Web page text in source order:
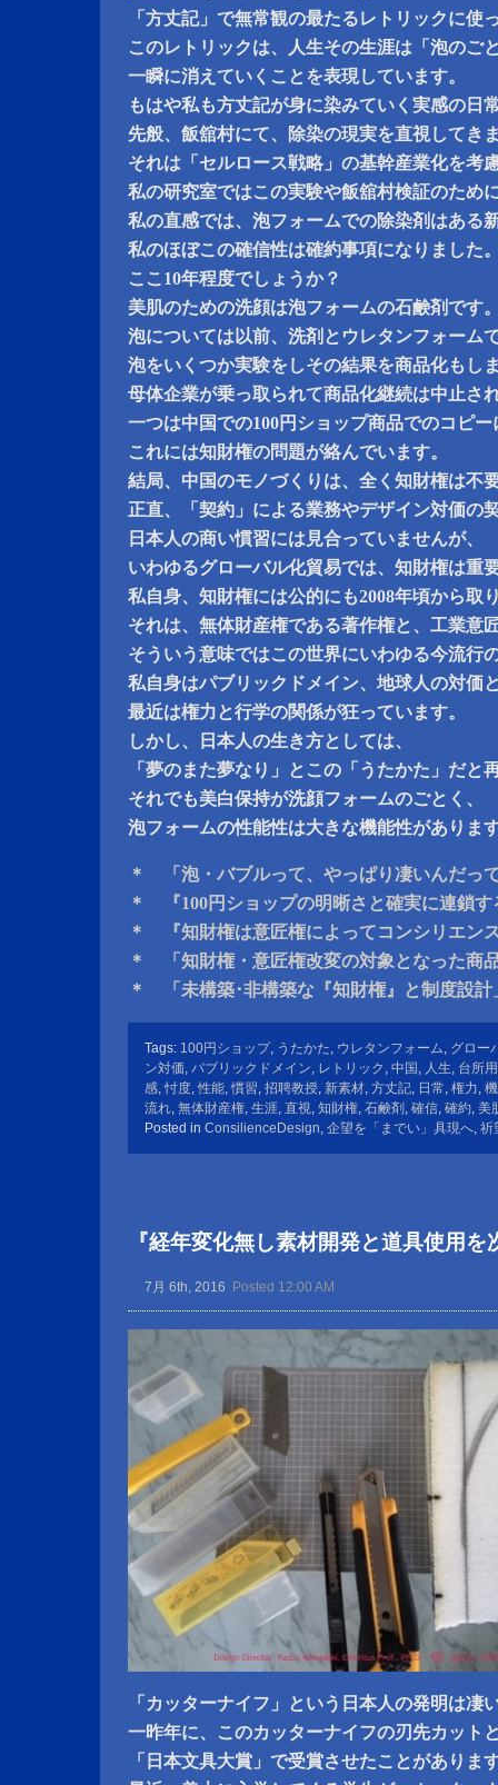
「方丈記」で無常観の最たるレトリックに使
このレトリックは、人生その生涯は「泡のご
一瞬に消えていくことを表現しています。
もはや私も方丈記が身に染みていく実感の日
先般、飯舘村にて、除染の現実を直視してき
それは「セルロース戦略」の基幹産業化を考
私の研究室ではこの実験や飯舘村検証のため
私の直感では、泡フォームでの除染剤はある
私のほぼこの確信性は確約事項になりました
ここ10年程度でしょうか？
美肌のための洗顔は泡フォームの石鹸剤です
泡については以前、洗剤とウレタンフォーム
泡をいくつか実験をしその結果を商品化もし
母体企業が乗っ取られて商品化継続は中止さ
一つは中国での100円ショップ商品でのコピ
これには知財権の問題が絡んでいます。
結局、中国のモノづくりは、全く知財権は不
正直、「契約」による業務やデザイン対価の
日本人の商い慣習には見合っていませんが、
いわゆるグローバル化貿易では、知財権は重
私自身、知財権には公的にも2008年頃から取
それは、無体財産権である著作権と、工業意
そういう意味ではこの世界にいわゆる今流行
私自身はパブリックドメイン、地球人の対価
最近は権力と行学の関係が狂っています。
しかし、日本人の生き方としては、
「夢のまた夢なり」とこの「うたかた」だと
それでも美白保持が洗顔フォームのごとく、
泡フォームの性能性は大きな機能性がありま
＊ 「泡・バブルって、やっぱり凄いんだっ
＊ 『100円ショップの明晰さと確実に連鎖す
＊ 『知財権は意匠権によってコンシリエン
＊ 「知財権・意匠権改変の対象となった商
＊ 「未構築･非構築な『知財権』と制度設計
Tags: 100円ショップ, うたかた, ウレタンフォーム, グロー
ン対価, パブリックドメイン, レトリック , 中国 , 人生, 台所
感,忖度,性能,慣習, 招聘教授, 新素材, 方丈記, 日常, 権力,
流れ, 無体財産権, 生涯, 直視, 知財権, 石鹸剤 , 確信, 確約, 美
Posted in ConsilienceDesign, 企望を「までい」具現へ, 祈
『経年変化無し素材開発と道具使用を
7月 6th, 2016 Posted 12:00 AM
「カッターナイフ」という日本人の発明は凄
一昨年に、このカッターナイフの刃先カット
「日本文具大賞」で受賞させたことがありま